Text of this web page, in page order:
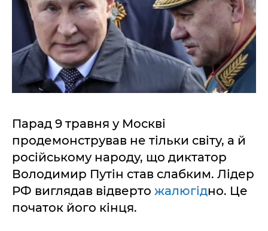
Парад 9 травня у Москві
продемонстрував не тільки світу, а й
російському народу, що диктатор
Володимир Путін став слабким. Лідер
РФ виглядав відверто жалюгідно. Це
початок його кінця.